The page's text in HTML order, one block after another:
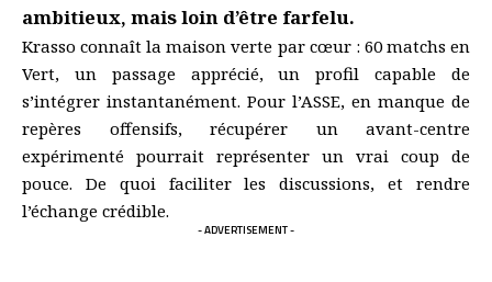
ambitieux, mais loin d’être farfelu.
Krasso connaît la maison verte par cœur : 60 matchs en
Vert, un passage apprécié, un profil capable de
s’intégrer instantanément. Pour l’ASSE, en manque de
repères offensifs, récupérer un avant-centre
expérimenté pourrait représenter un vrai coup de
pouce. De quoi faciliter les discussions, et rendre
l’échange crédible.
- ADVERTISEMENT -